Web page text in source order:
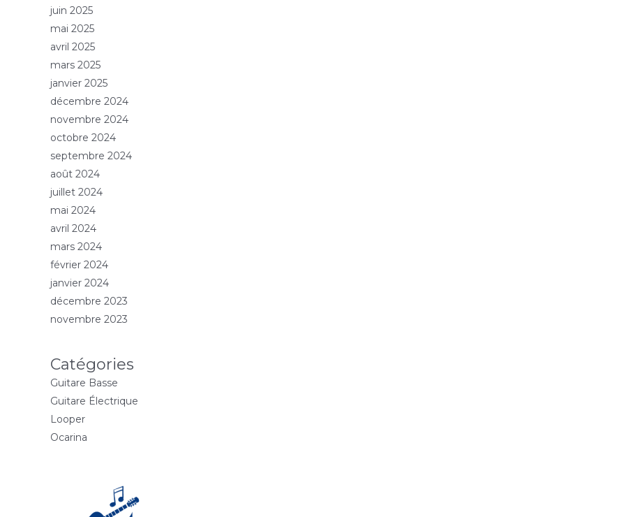
juin 2025
mai 2025
avril 2025
mars 2025
janvier 2025
décembre 2024
novembre 2024
octobre 2024
septembre 2024
août 2024
juillet 2024
mai 2024
avril 2024
mars 2024
février 2024
janvier 2024
décembre 2023
novembre 2023
Catégories
Guitare Basse
Guitare Électrique
Looper
Ocarina